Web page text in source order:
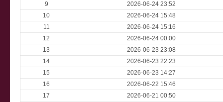
9
2026-06-24 23:52
10
2026-06-24 15:48
11
2026-06-24 15:16
12
2026-06-24 00:00
13
2026-06-23 23:08
14
2026-06-23 22:23
15
2026-06-23 14:27
16
2026-06-22 15:46
17
2026-06-21 00:50